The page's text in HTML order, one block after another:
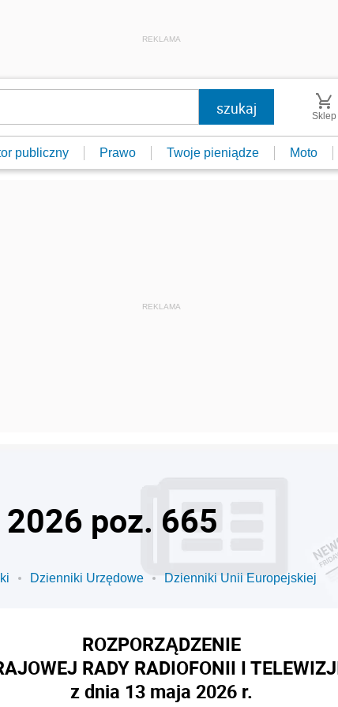
REKLAMA
Sklep
publiczny Prawo Twoje pieniądze Moto
poz. 665
Dzienniki Urzędowe Dzienniki Unii Europejskiej
ROZPORZĄDZENIE
RADY RADIOFONII I
z dnia 13 maja 2026 r.